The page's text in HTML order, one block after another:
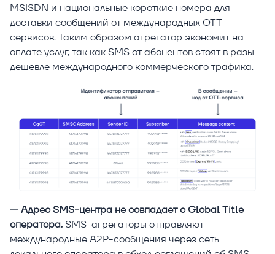
MSISDN и национальные короткие номера для
доставки сообщений от международных ОТТ-
сервисов. Таким образом агрегатор экономит на
оплате услуг, так как SMS от абонентов стоят в разы
дешевле международного коммерческого трафика.
— Адрес SMS-центра не совпадает с Global Title
оператора.SMS-агрегаторы отправляют
международные A2P-сообщения через сеть